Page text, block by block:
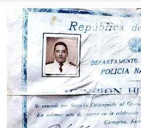
Read more about Mención